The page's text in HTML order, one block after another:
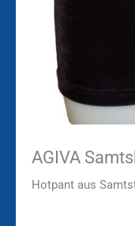
AGIVA
Hotpant aus